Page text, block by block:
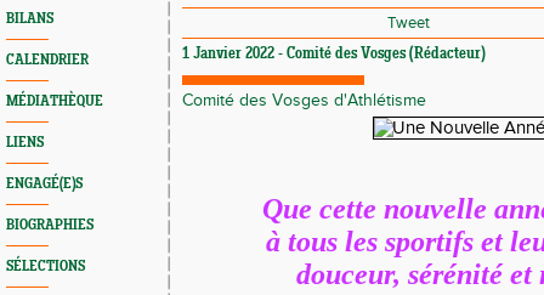
BILANS
CALENDRIER
MÉDIATHÈQUE
LIENS
ENGAGÉ(E)S
BIOGRAPHIES
SÉLECTIONS
Tweet
1 Janvier 2022 - Comité des Vosges (Rédacteur)
Comité des Vosges d'Athlétisme
Que cette nouvelle
à tous les sportifs et
douceur, sérénité et